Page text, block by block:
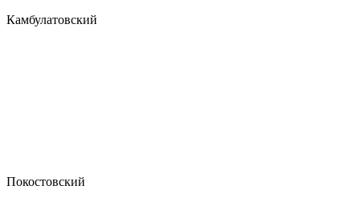
Камбулатовский
Покостовский